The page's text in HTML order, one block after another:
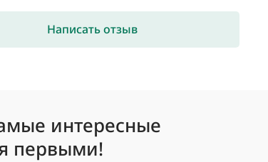
Написать отзыв
интересные
первыми!